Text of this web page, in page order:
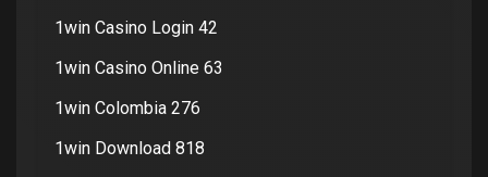
1win Casino Login 42
1win Casino Online 63
1win Colombia 276
1win Download 818